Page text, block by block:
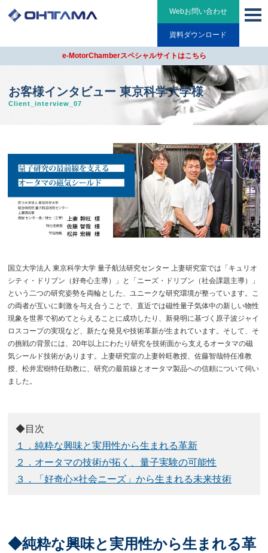
Webお問い合わせ
資料ダウンロード
e-MotorChamberスペシャルサイトはこちら
お客様インタビュー 東京科学大学様
Client_interview_07
国立大学法人 東京科学大学 量子航法研究センター 上妻研究室では「キュリオ
シティ・ドリブン（好奇心主導）」と「ニーズ・ドリブン（社会課題主導）」
という二つの研究姿勢を両輪とした、ユニークな研究環境が整っています。こ
の両者が互いに刺激を与え合うことで、直近では磁性量子気体中の新しい物性
現象を世界で初めてとらえることに成功したり、新発明に基づく原子波ジャイ
ロスコープの実現など、新たな発見や技術革新が生まれています。そして、そ
の挑戦の背景には、20年以上にわたり研究を技術面から支えるオータマの磁
気シールド技術があります。上妻研究室の上妻幹旺教授、佐藤智哉特任准教
授、松井宏樹特任助教に、研究の最前線とオータマ製品への信頼について伺い
ました。
◆目次
１．純粋な興味と実用性から生まれる革新
２．オータマの技術が拓く、量子実験の可能性
３．「好奇心×社会ニーズ」から生まれる未来技術
◆純粋な興味と実用性から生まれる革